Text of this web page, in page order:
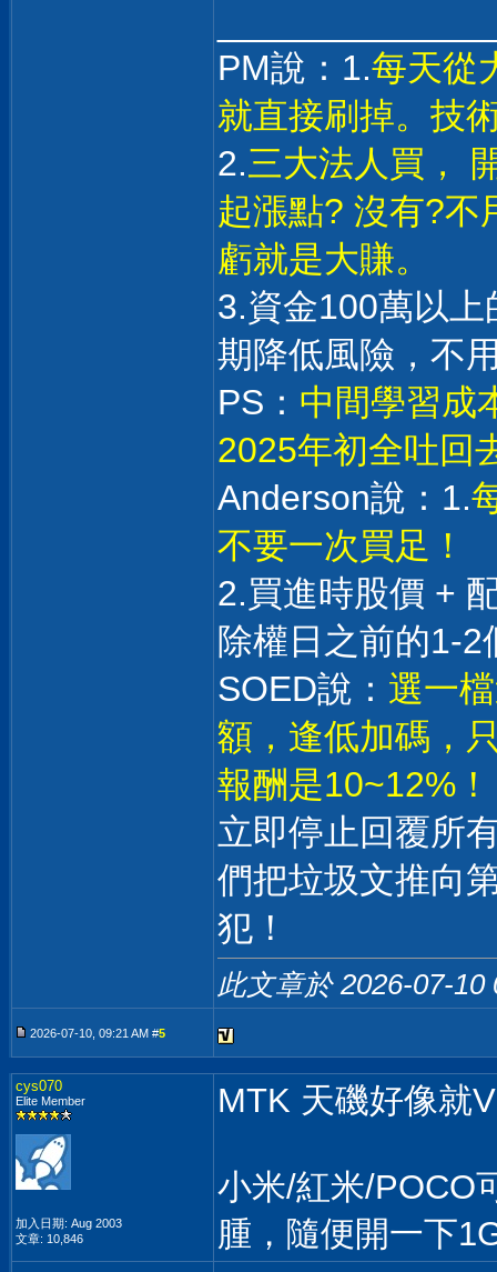
PM說：1.每天從
就直接刷掉。技
2.三大法人買，
起漲點? 沒有?不
虧就是大賺。
3.資金100萬以
期降低風險，不
PS： 中間學習成
2025年初全吐回
Anderson說：1.
不要一次買足！
2.買進時股價 +
除權日之前的1-
SOED說： 選一
額，逢低加碼，
報酬是10~12%！
立即停止回覆所
們把垃圾文推向
犯！
此文章於 2026-07-10
2026-07-10, 09:21 AM #5
cys070
Elite Member
加入日期: Aug 2003
文章: 10,846
MTK 天磯好像就
小米/紅米/POCO
腫，隨便開一下